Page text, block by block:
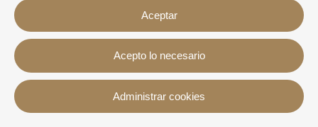
Aceptar
Acepto lo necesario
Administrar cookies
7 4 2 60 49€desde/noche
Ver mapa